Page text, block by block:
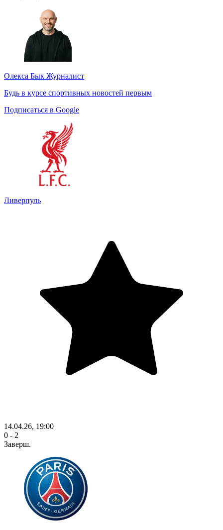
Олекса Бык Журналист
Будь в курсе спортивных новостей первым
Подписаться в Google
Ливерпуль
14.04.26, 19:00
0 - 2
Заверш.